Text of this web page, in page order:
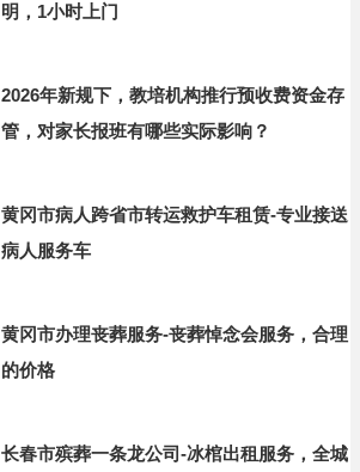
明，1小时上门
2026年新规下，教培机构推行预收费资金存
管，对家长报班有哪些实际影响？
黄冈市病人跨省市转运救护车租赁-专业接送
病人服务车
黄冈市办理丧葬服务-丧葬悼念会服务，合理
的价格
长春市殡葬一条龙公司-冰棺出租服务，全城